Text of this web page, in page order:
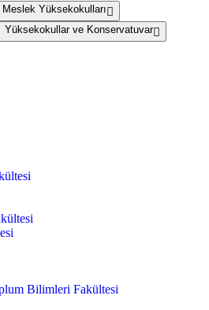
Meslek Yüksekokulları
Yüksekokullar ve Konservatuvar
Bilimleri Fakültesi